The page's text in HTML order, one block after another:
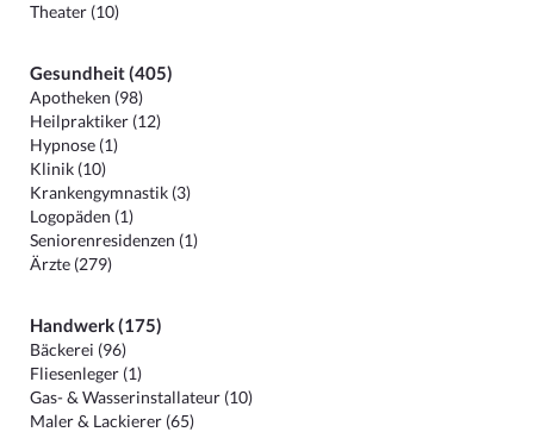
Theater (10)
Gesundheit (405)
Apotheken (98)
Heilpraktiker (12)
Hypnose (1)
Klinik (10)
Krankengymnastik (3)
Logopäden (1)
Seniorenresidenzen (1)
Ärzte (279)
Handwerk (175)
Bäckerei (96)
Fliesenleger (1)
Gas- & Wasserinstallateur (10)
Maler & Lackierer (65)